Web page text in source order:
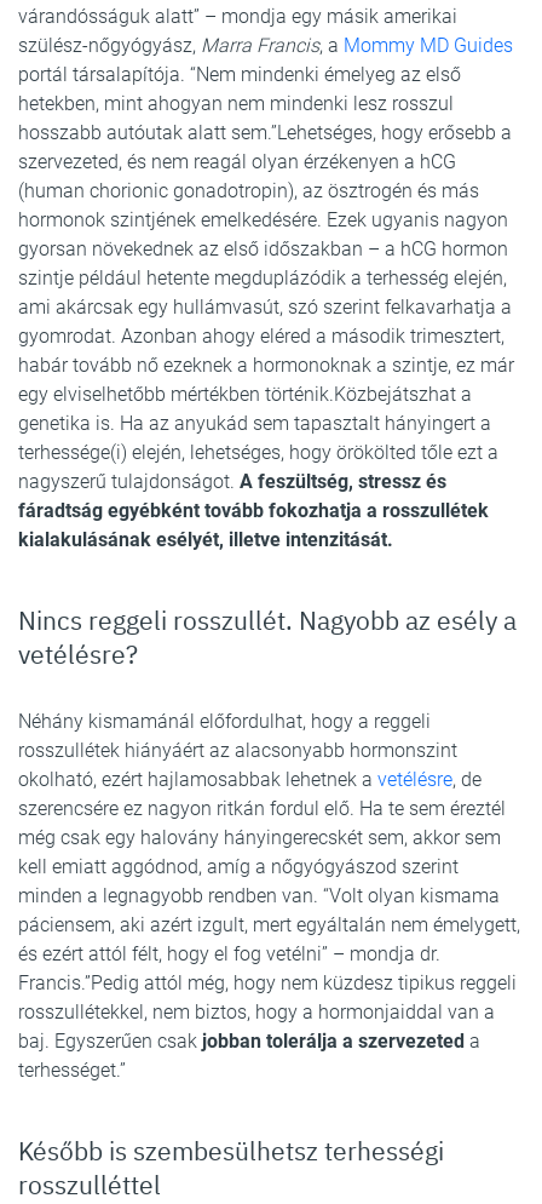
várandósságuk alatt” – mondja egy másik amerikai
szülész-nőgyógyász, Marra Francis, a Mommy MD Guides
portál társalapítója. “Nem mindenki émelyeg az első
hetekben, mint ahogyan nem mindenki lesz rosszul
hosszabb autóutak alatt sem.”Lehetséges, hogy erősebb a
szervezeted, és nem reagál olyan érzékenyen a hCG
(human chorionic gonadotropin), az ösztrogén és más
hormonok szintjének emelkedésére. Ezek ugyanis nagyon
gyorsan növekednek az első időszakban – a hCG hormon
szintje például hetente megduplázódik a terhesség elején,
ami akárcsak egy hullámvasút, szó szerint felkavarhatja a
gyomrodat. Azonban ahogy eléred a második trimesztert,
habár tovább nő ezeknek a hormonoknak a szintje, ez már
egy elviselhetőbb mértékben történik.Közbejátszhat a
genetika is. Ha az anyukád sem tapasztalt hányingert a
terhessége(i) elején, lehetséges, hogy örökölted tőle ezt a
nagyszerű tulajdonságot. A feszültség, stressz és
fáradtság egyébként tovább fokozhatja a rosszullétek
kialakulásának esélyét, illetve intenzitását.
Nincs reggeli rosszullét. Nagyobb az esély a
vetélésre?
Néhány kismamánál előfordulhat, hogy a reggeli
rosszullétek hiányáért az alacsonyabb hormonszint
okolható, ezért hajlamosabbak lehetnek a vetélésre, de
szerencsére ez nagyon ritkán fordul elő. Ha te sem éreztél
még csak egy halovány hányingerecskét sem, akkor sem
kell emiatt aggódnod, amíg a nőgyógyászod szerint
minden a legnagyobb rendben van. “Volt olyan kismama
páciensem, aki azért izgult, mert egyáltalán nem émelygett,
és ezért attól félt, hogy el fog vetélni” – mondja dr.
Francis.”Pedig attól még, hogy nem küzdesz tipikus reggeli
rosszullétekkel, nem biztos, hogy a hormonjaiddal van a
baj. Egyszerűen csak jobban tolerálja a szervezeted a
terhességet.”
Később is szembesülhetsz terhességi
rosszulléttel